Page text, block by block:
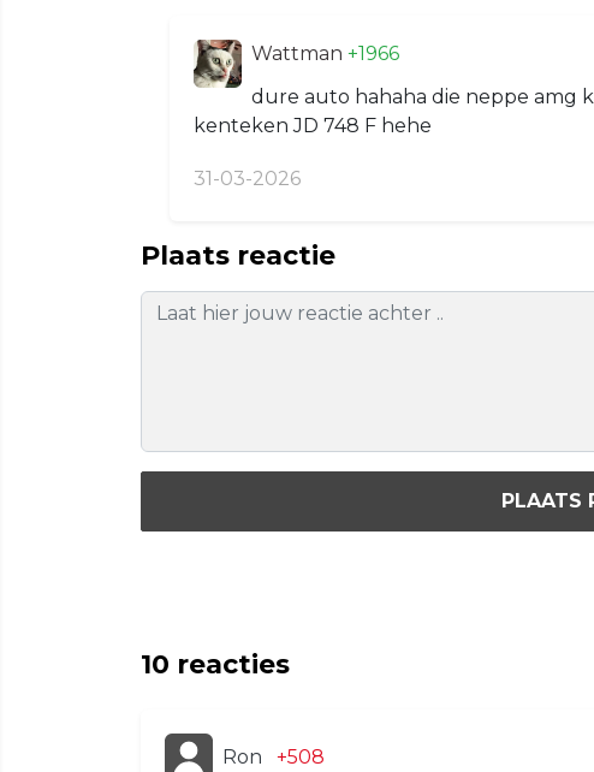
Wattman +1966
dure auto hahaha die neppe amg
kenteken JD 748 F hehe
31-03-2026
Plaats reactie
PLAATS
10 reacties
Ron +508